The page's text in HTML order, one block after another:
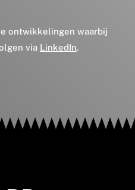
ontwikkelingen waarbij
via LinkedIn.